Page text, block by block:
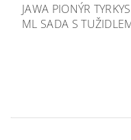
JAWA PIONÝR
ML SADA S